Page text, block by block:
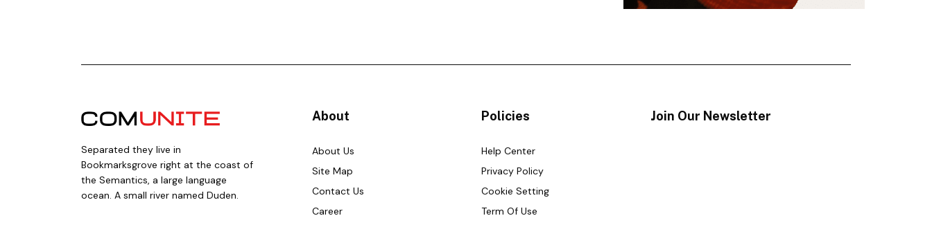
Separated they live in
Bookmarksgrove right at the coast of
the Semantics, a large language
ocean. A small river named Duden.
About
About Us
Site Map
Contact Us
Career
Policies
Help Center
Privacy Policy
Cookie Setting
Term Of Use
Join Our Newsletter